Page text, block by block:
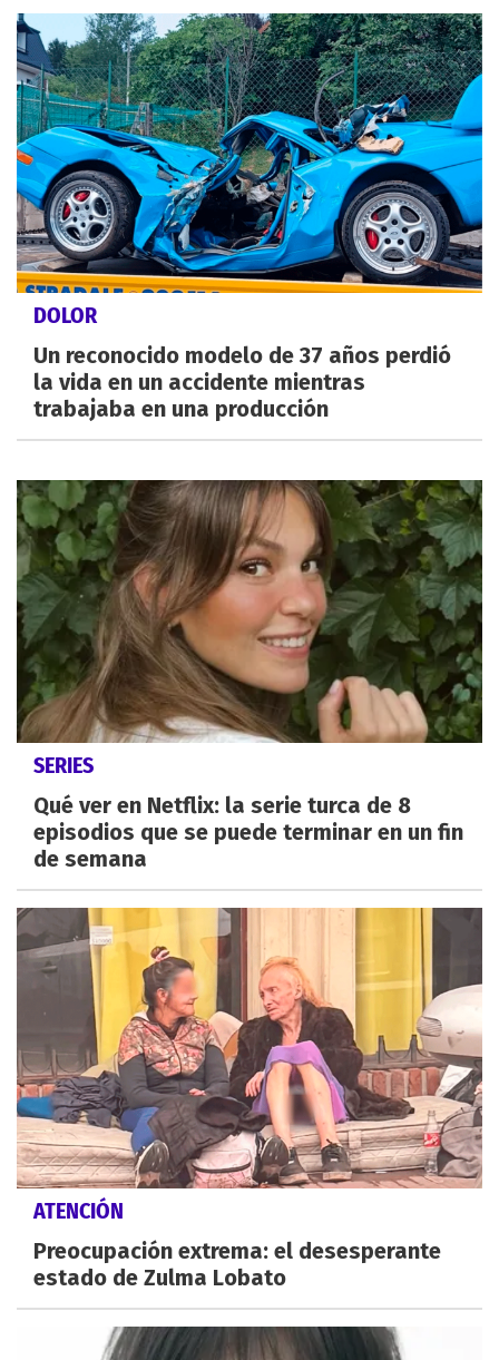
DOLOR
Un reconocido modelo de 37 años perdió
la vida en un accidente mientras
trabajaba en una producción
SERIES
Qué ver en Netflix: la serie turca de 8
episodios que se puede terminar en un fin
de semana
ATENCIÓN
Preocupación extrema: el desesperante
estado de Zulma Lobato